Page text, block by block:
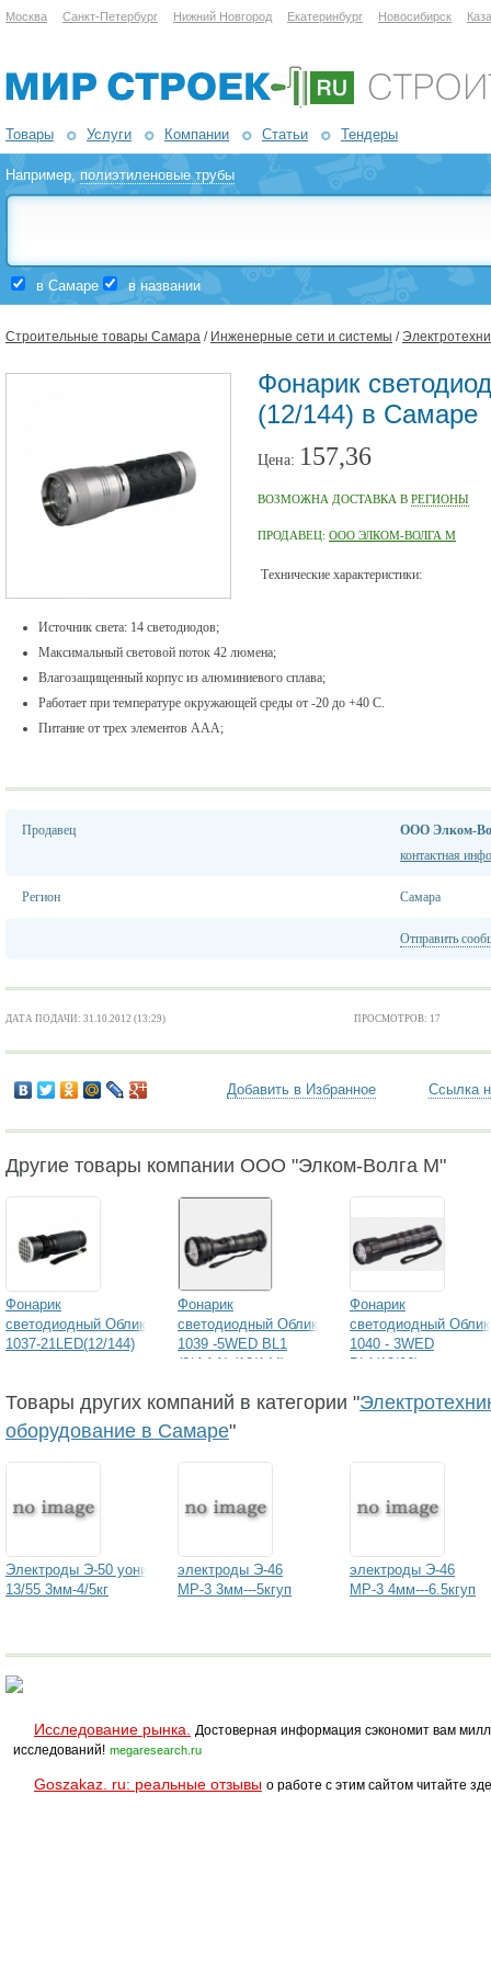
Москва Санкт-Петербург Нижний Новгород Екатеринбург Новосибирск
Товары Услуги Компании Статьи Тендеры
Например,полиэтиленовые трубы
в Самаре в названии
Строительные товары Самара / Инженерные сети и системы /
Фонарик
(12/144) в Самаре
Цена: 157,36
ВОЗМОЖНА ДОСТАВКА В РЕГИОНЫ
ПРОДАВЕЦ: ООО ЭЛКОМ-ВОЛГА М
Технические характеристики:
Источник света: 14 светодиодов;
Максимальный световой поток 42 люмена;
Влагозащищенный корпус из алюминиевого сплава;
Работает при температуре окружающей среды от -20 до +40 С.
Питание от трех элементов ААA;
Продавец
ООО Элком-
контактная
Регион Самара
Отправить
ДАТА ПОДАЧИ: 31.10.2012 (13:29) ПРОСМОТРОВ: 17
Добавить в Избранное Ссылка
Другие товары компании ООО "Элком-Волга М"
Фонарик
светодиодный Облик
1037-21LED(12/144)
Фонарик
светодиодный Облик
1039 -5WED BL1
(3*AAA) (12/144)
Фонарик
светодиодный Облик
1040 - 3WED
BL1(12/96)
Товары других компаний в категории "
оборудование в Самаре"
Электроды Э-50 уони
13/55 3мм-4/5кг
электроды Э-46
МР-3 3мм---5кгуп
электроды Э-46
МР-3 4мм---6.5кгуп
Исследование рынка.
Достоверная информация сэкономит вам
исследований! megaresearch.ru
Goszakaz. ru: реальные отзывы о работе с этим сайтом читайте